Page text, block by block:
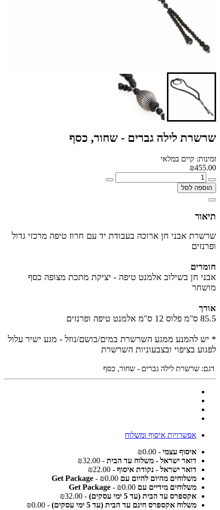
שרשרת לילה גברים - שחור, כסף
זמינות: קיים במלאי
₪455.00
הוספה לסל
תיאור
שרשרת אבני חן ארוכה בעבודת יד עם חרוז טיפה מרכזי גדול
ופרנזים
חומרים
אבני חן בשילוב אלמנט טיפה - יציקת מתכת מצופה כסף
מושחר
אורך
85.5 ס"מ פלוס 12 ס"מ אלמנט טיפה ופרנזים
* יש להמנע ממגע השרשרת במים/בושם/נוזל - מגע ישיר עלול
לפגוע בציפוי ובצבעוניות השרשרת
דגם: שרשרת לילה גברים - שחור, כסף
אפשרויות איסוף ומשלוח
איסוף עצמי - ₪0.00
דואר ישראל - משלוח עד הבית - ₪32.00
דואר ישראל - נקודת איסוף - ₪22.00
משלוחים מהיום להיום עם Get Package - ₪0.00
משלוחים מידיים עם Get Package - ₪0.00
אקספרס עד הבית (עד 5 ימי עסקים)
- ₪32.00
משלוח אקספרס חינם עד הבית (עד 5 ימי עסקים)
- ₪0.00